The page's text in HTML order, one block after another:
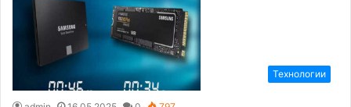
Технологии